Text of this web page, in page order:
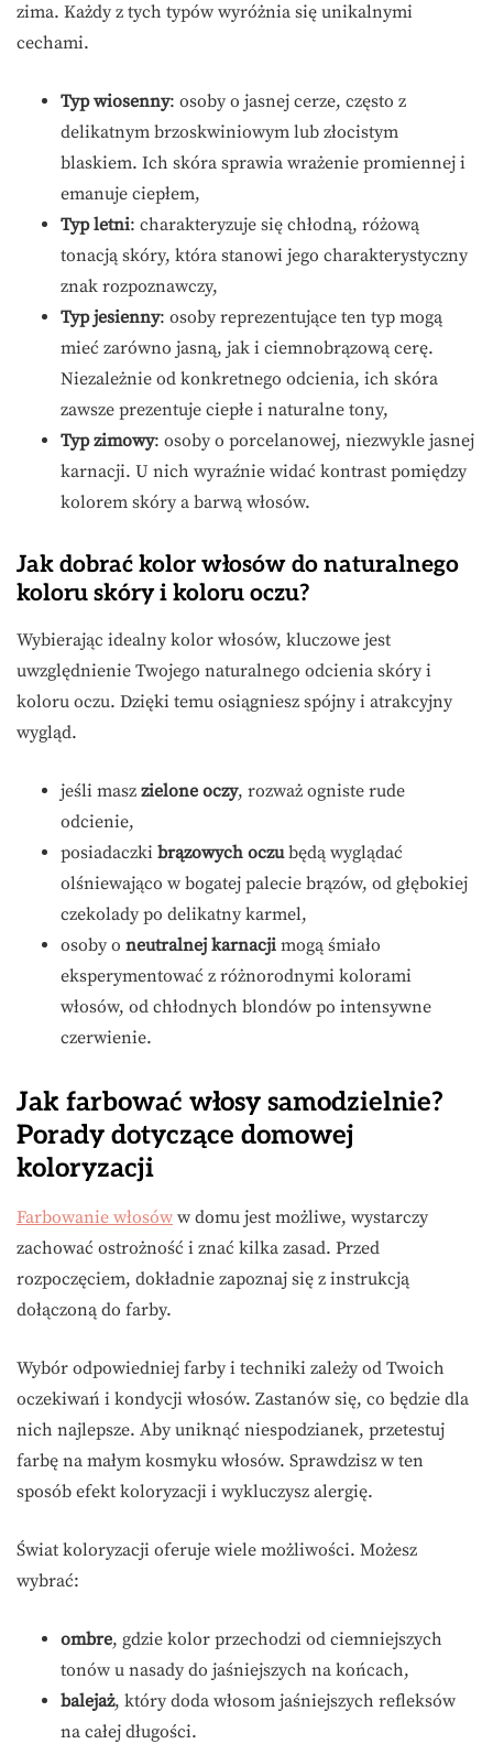
zima. Każdy z tych typów wyróżnia się unikalnymi
cechami.
Typ wiosenny: osoby o jasnej cerze, często z
delikatnym brzoskwiniowym lub złocistym
blaskiem. Ich skóra sprawia wrażenie promiennej i
emanuje ciepłem,
Typ letni: charakteryzuje się chłodną, różową
tonacją skóry, która stanowi jego charakterystyczny
znak rozpoznawczy,
Typ jesienny: osoby reprezentujące ten typ mogą
mieć zarówno jasną, jak i ciemnobrązową cerę.
Niezależnie od konkretnego odcienia, ich skóra
zawsze prezentuje ciepłe i naturalne tony,
Typ zimowy: osoby o porcelanowej, niezwykle jasnej
karnacji. U nich wyraźnie widać kontrast pomiędzy
kolorem skóry a barwą włosów.
Jak dobrać kolor włosów do naturalnego
koloru skóry i koloru oczu?
Wybierając idealny kolor włosów, kluczowe jest
uwzględnienie Twojego naturalnego odcienia skóry i
koloru oczu. Dzięki temu osiągniesz spójny i atrakcyjny
wygląd.
jeśli masz zielone oczy, rozważ ogniste rude
odcienie,
posiadaczki brązowych oczubędą wyglądać
olśniewająco w bogatej palecie brązów, od głębokiej
czekolady po delikatny karmel,
osoby o neutralnej karnacji mogą śmiało
eksperymentować z różnorodnymi kolorami
włosów, od chłodnych blondów po intensywne
czerwienie.
Jak farbować włosy samodzielnie?
Porady dotyczące domowej
koloryzacji
Farbowanie włosów w domu jest możliwe, wystarczy
zachować ostrożność i znać kilka zasad. Przed
rozpoczęciem, dokładnie zapoznaj się z instrukcją
dołączoną do farby.
Wybór odpowiedniej farby i techniki zależy od Twoich
oczekiwań i kondycji włosów. Zastanów się, co będzie dla
nich najlepsze. Aby uniknąć niespodzianek, przetestuj
farbę na małym kosmyku włosów. Sprawdzisz w ten
sposób efekt koloryzacji i wykluczysz alergię.
Świat koloryzacji oferuje wiele możliwości. Możesz
wybrać:
ombre, gdzie kolor przechodzi od ciemniejszych
tonów u nasady do jaśniejszych na końcach,
balejaż, który doda włosom jaśniejszych refleksów
na całej długości.